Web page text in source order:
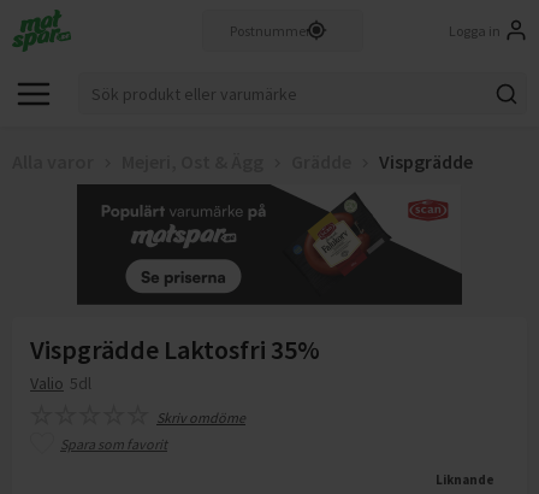
Logga in
Vispgrädde
Vispgrädde Laktosfri 35%
Valio 5dl
Skriv omdöme
Spara som favorit
Liknande